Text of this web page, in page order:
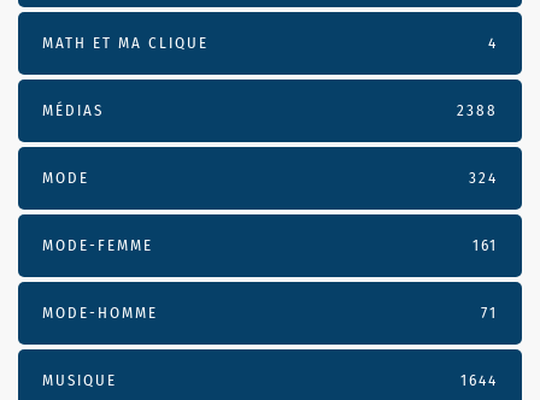
MATH ET MA CLIQUE 4
MÉDIAS 2388
MODE 324
MODE-FEMME 161
MODE-HOMME 71
MUSIQUE 1644